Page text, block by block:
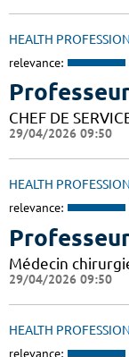
HEALTH
relevance:
Professeur
CHEF DE
29/04/2026 09:50
HEALTH
relevance:
Professeur
Médecin
29/04/2026 09:50
HEALTH
relevance: